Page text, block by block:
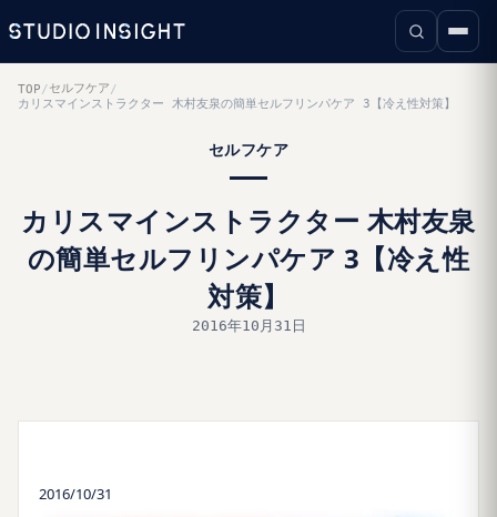
TOP /セルフケア /
カリスマインストラクター 木村友泉の簡単セルフリンパケア 3【冷え性対策】
セルフケア
カリスマインストラクター 木村友泉
の簡単セルフリンパケア 3【冷え性
対策】
2016年10月31日
2016/10/31